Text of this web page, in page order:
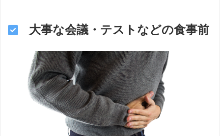
大事な会議・テストなどの食事前